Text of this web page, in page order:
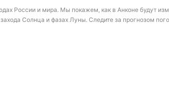
России и мира. Мы покажем, как в Анконе будут
Солнца и фазах Луны. Следите за прогнозом